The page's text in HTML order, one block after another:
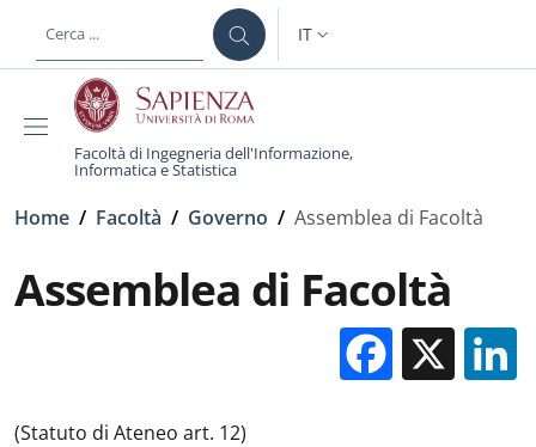
al contenuto principale
SELETTORE LINGUA:
IT
Facoltà di Ingegneria dell'Informazione,
Informatica e Statistica
Briciole di pane
Home / Facoltà / Governo / Assemblea di Facoltà
Assemblea di Facoltà
X
(Statuto di Ateneo art. 12)